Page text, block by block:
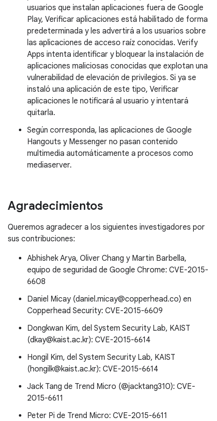
usuarios que instalan aplicaciones fuera de Google
Play, Verificar aplicaciones está habilitado de forma
predeterminada y les advertirá a los usuarios sobre
las aplicaciones de acceso raíz conocidas. Verify
Apps intenta identificar y bloquear la instalación de
aplicaciones maliciosas conocidas que explotan una
vulnerabilidad de elevación de privilegios. Si ya se
instaló una aplicación de este tipo, Verificar
aplicaciones le notificará al usuario y intentará
quitarla.
Según corresponda, las aplicaciones de Google
Hangouts y Messenger no pasan contenido
multimedia automáticamente a procesos como
mediaserver.
Agradecimientos
Queremos agradecer a los siguientes investigadores por
sus contribuciones:
Abhishek Arya, Oliver Chang y Martin Barbella,
equipo de seguridad de Google Chrome: CVE-2015-
6608
Daniel Micay (daniel.micay@copperhead.co) en
Copperhead Security: CVE-2015-6609
Dongkwan Kim, del System Security Lab, KAIST
(dkay@kaist.ac.kr): CVE-2015-6614
Hongil Kim, del System Security Lab, KAIST
(hongilk@kaist.ac.kr): CVE-2015-6614
Jack Tang de Trend Micro (@jacktang310): CVE-
2015-6611
Peter Pi de Trend Micro: CVE-2015-6611